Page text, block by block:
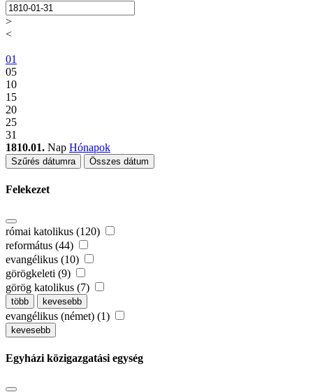
>
<
01
05
10
15
20
25
31
1810.01. Nap Hónapok
Szűrés dátumra Összes dátum
Felekezet
római katolikus (120)
református (44)
evangélikus (10)
görögkeleti (9)
görög katolikus (7)
több kevesebb
evangélikus (német) (1)
kevesebb
Egyházi közigazgatási egység